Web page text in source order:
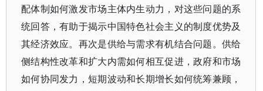
配体制如何激发市场主体内生动力，对这些问题的系
统回答，有助于揭示中国特色社会主义的制度优势及
其经济效应。再次是供给与需求有机结合问题。供给
侧结构性改革和扩大内需如何相互促进，政府和市场
如何协同发力，短期波动和长期增长如何统筹兼顾，